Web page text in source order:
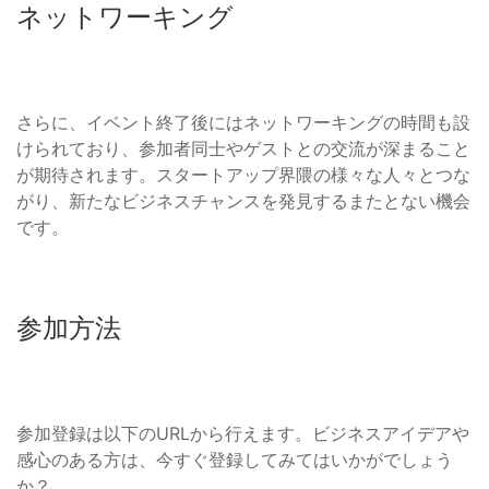
ネットワーキング
さらに、イベント終了後にはネットワーキングの時間も設
けられており、参加者同士やゲストとの交流が深まること
が期待されます。スタートアップ界隈の様々な人々とつな
がり、新たなビジネスチャンスを発見するまたとない機会
です。
参加方法
参加登録は以下のURLから行えます。ビジネスアイデアや
感心のある方は、今すぐ登録してみてはいかがでしょう